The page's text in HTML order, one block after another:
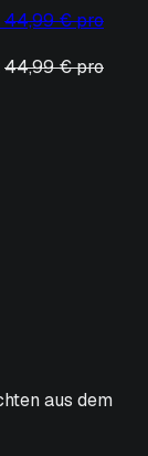
44,99 € pro
44,99 € pro
aus dem